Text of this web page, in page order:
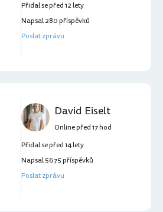
Přidal se před 12 lety
Napsal 280 příspěvků
Poslat zprávu
David Eiselt
Online před 17 hod
Přidal se před 14 lety
Napsal 5675 příspěvků
Poslat zprávu